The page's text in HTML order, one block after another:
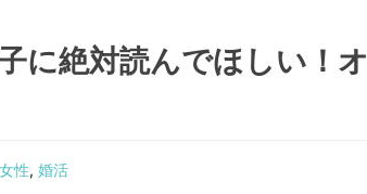
に絶対読んでほしい！オ
女性, 婚活